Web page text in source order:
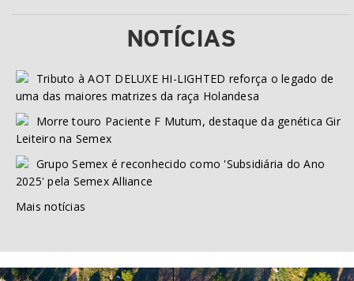
NOTÍCIAS
Tributo à AOT DELUXE HI-LIGHTED reforça o legado de
uma das maiores matrizes da raça Holandesa
Morre touro Paciente F Mutum, destaque da genética Gir
Leiteiro na Semex
Grupo Semex é reconhecido como 'Subsidiária do Ano
2025' pela Semex Alliance
Mais notícias